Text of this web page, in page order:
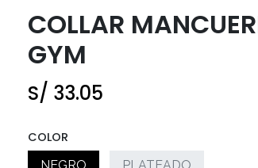
COLLAR
GYM
S/ 33.05
COLOR